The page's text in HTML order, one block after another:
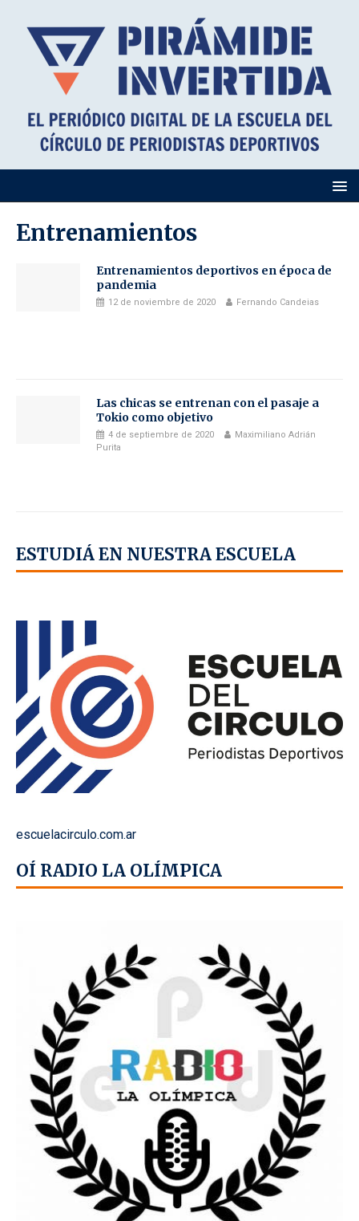
Entrenamientos
Entrenamientos deportivos en época de
pandemia
12 de noviembre de 2020 Fernando Candeias
Las chicas se entrenan con el pasaje a
Tokio como objetivo
4 de septiembre de 2020
Maximiliano Adrián
Purita
ESTUDIÁ EN NUESTRA ESCUELA
escuelacirculo.com.ar
OÍ RADIO LA OLÍMPICA